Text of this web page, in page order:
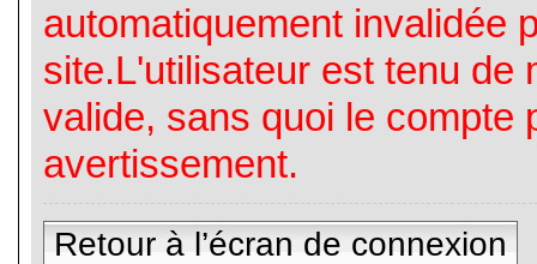
automatiquement invalidée
site.L'utilisateur est tenu de
valide, sans quoi le compte
avertissement.
Retour à l’écran de connexion